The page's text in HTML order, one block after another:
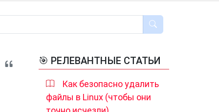
🎯 РЕЛЕВАНТНЫЕ СТАТЬИ
Как безопасно удалить
файлы в Linux (чтобы они